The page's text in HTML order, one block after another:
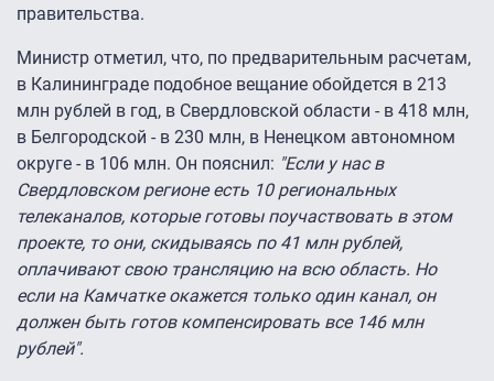
правительства.
Министр отметил, что, по предварительным расчетам,
в Калининграде подобное вещание обойдется в 213
млн рублей в год, в Свердловской области - в 418 млн,
в Белгородской - в 230 млн, в Ненецком автономном
округе - в 106 млн. Он пояснил: "Если у нас в
Свердловском регионе есть 10 региональных
телеканалов, которые готовы поучаствовать в этом
проекте, то они, скидываясь по 41 млн рублей,
оплачивают свою трансляцию на всю область. Но
если на Камчатке окажется только один канал, он
должен быть готов компенсировать все 146 млн
рублей".